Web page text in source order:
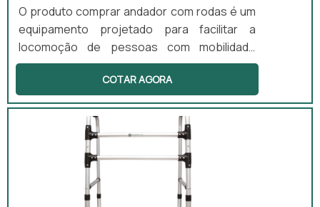
O produto comprar andador com rodas é um
equipamento projetado para facilitar a
locomoção de pessoas com mobilidade
reduzida, mas que ainda desejam manter um
estilo de vida ativo. Equipado com rodas
frontais ou completas, o andador permite
que o usuário se desloque com menor
esforço físico, promovendo maior fluidez no
movimento. Além disso, conta com travas de
freio que garantem segurança durante o
uso, tanto em ambientes internos quanto
COTAR AGORA